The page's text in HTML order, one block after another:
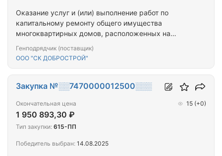
Оказание услуг и (или) выполнение работ по
капитальному ремонту общего имущества
многоквартирных домов, расположенных на
Генподрядчик (поставщик)
ООО "СК ДОБРОСТРОЙ"
Закупка №░░7470000012500░░░
Окончательная цена
1 950 893,30 ₽
15 (+0)
Тип закупки: 615-ПП
Победитель выбран: 14.08.2025